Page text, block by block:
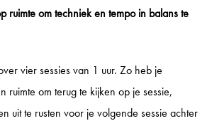
ruimte om techniek en tempo in balans te
vier sessies van 1 uur. Zo heb je
ruimte om terug te kijken op je sessie,
uit te rusten voor je volgende sessie achter